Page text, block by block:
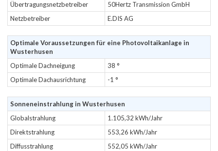
Übertragungsnetzbetreiber
50Hertz Transmission GmbH
Netzbetreiber
E.DIS AG
Optimale Voraussetzungen für eine Photovoltaikanlage in
Wusterhusen
Optimale Dachneigung
38 °
Optimale Dachausrichtung
-1 °
Sonneneinstrahlung in Wusterhusen
Globalstrahlung
1.105,32 kWh/Jahr
Direktstrahlung
553,26 kWh/Jahr
Diffusstrahlung
552,05 kWh/Jahr